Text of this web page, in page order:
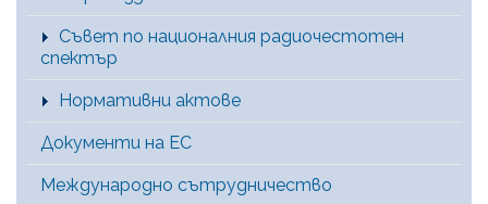
Съвет по националния радиочестотен
спектър
Нормативни актове
Документи на ЕС
Международно сътрудничество